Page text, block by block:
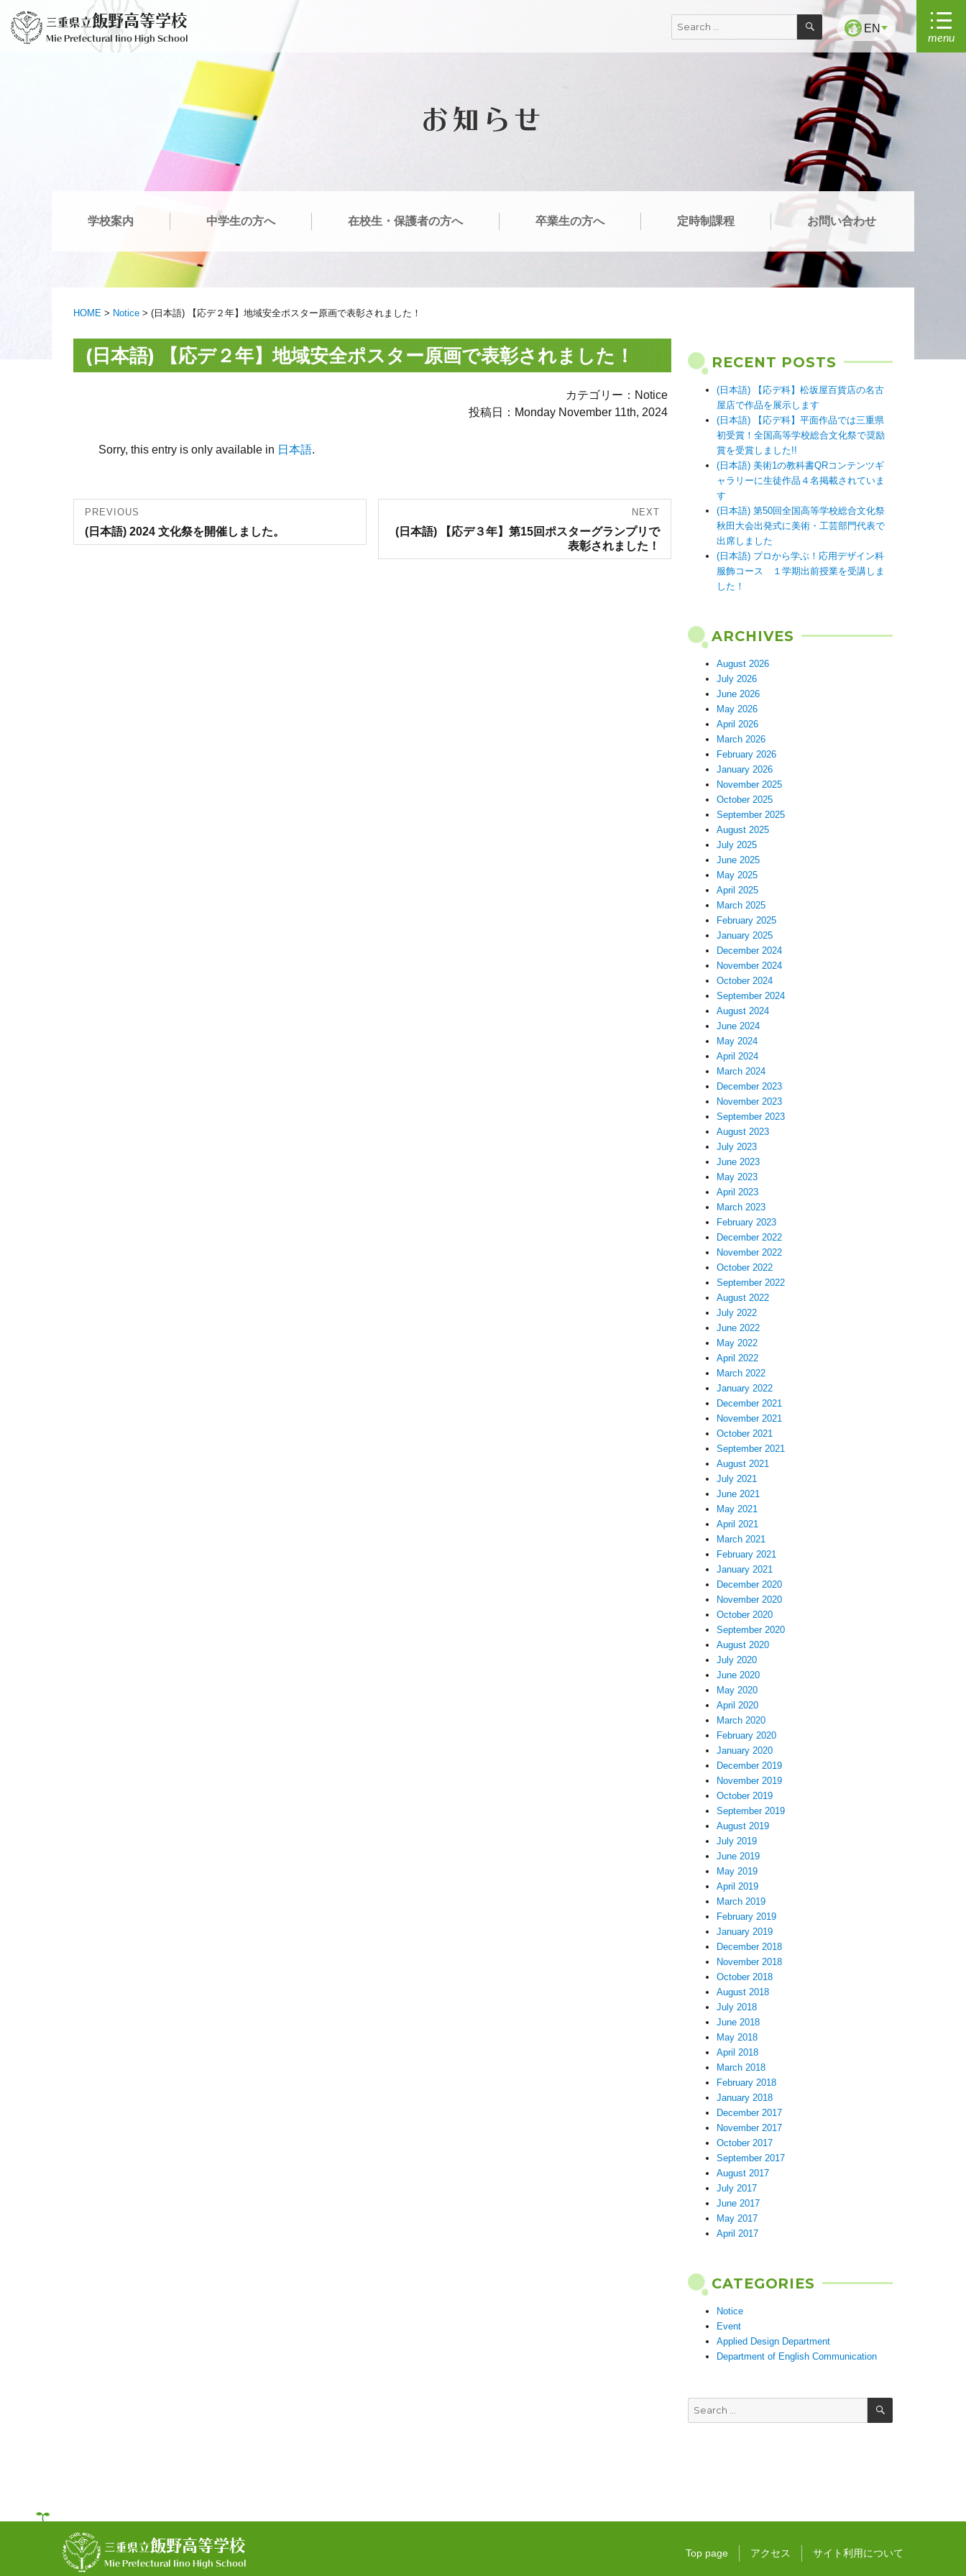
content
三重県立飯野高等学校
Mie Prefectural Iino High School
Search
for:
SEARCH
EN
menu
お知らせ
学校案内 中学生の方へ 在校生・保護者の方へ 卒業生の方へ 定時制課程 お問い合わせ
HOME > Notice > (日本語) 【応デ２年】地域安全ポスター原画で表彰されました！
(日本語) 【応デ２年】地域安全ポスター原画で表彰されました！
カテゴリー：Notice
投稿日：Monday November 11th, 2024
Sorry, this entry is only available in 日本語.
Post
navigation
PREVIOUS
Previous
post:
(日本語) 2024 文化祭を開催しました。
NEXT
Next
post:
(日本語) 【応デ３年】第15回ポスターグランプリで
表彰されました！
RECENT POSTS
(日本語) 【応デ科】松坂屋百貨店の名古
屋店で作品を展示します
(日本語) 【応デ科】平面作品では三重県
初受賞！全国高等学校総合文化祭で奨励
賞を受賞しました!!
(日本語) 美術1の教科書QRコンテンツギ
ャラリーに生徒作品４名掲載されていま
す
(日本語) 第50回全国高等学校総合文化祭
秋田大会出発式に美術・工芸部門代表で
出席しました
(日本語) プロから学ぶ！応用デザイン科
服飾コース １学期出前授業を受講しま
した！
ARCHIVES
August 2026
July 2026
June 2026
May 2026
April 2026
March 2026
February 2026
January 2026
November 2025
October 2025
September 2025
August 2025
July 2025
June 2025
May 2025
April 2025
March 2025
February 2025
January 2025
December 2024
November 2024
October 2024
September 2024
August 2024
June 2024
May 2024
April 2024
March 2024
December 2023
November 2023
September 2023
August 2023
July 2023
June 2023
May 2023
April 2023
March 2023
February 2023
December 2022
November 2022
October 2022
September 2022
August 2022
July 2022
June 2022
May 2022
April 2022
March 2022
January 2022
December 2021
November 2021
October 2021
September 2021
August 2021
July 2021
June 2021
May 2021
April 2021
March 2021
February 2021
January 2021
December 2020
November 2020
October 2020
September 2020
August 2020
July 2020
June 2020
May 2020
April 2020
March 2020
February 2020
January 2020
December 2019
November 2019
October 2019
September 2019
August 2019
July 2019
June 2019
May 2019
April 2019
March 2019
February 2019
January 2019
December 2018
November 2018
October 2018
August 2018
July 2018
June 2018
May 2018
April 2018
March 2018
February 2018
January 2018
December 2017
November 2017
October 2017
September 2017
August 2017
July 2017
June 2017
May 2017
April 2017
CATEGORIES
Notice
Event
Applied Design Department
Department of English Communication
Search
for:
SEARCH
三重県立飯野高等学校
Mie Prefectural Iino High School
Top page アクセス サイト利用について